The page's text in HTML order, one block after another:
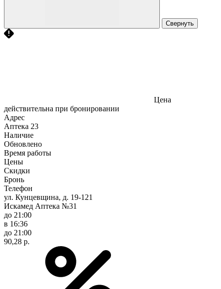
Свернуть
Цена
действительна при бронировании
Адрес
Аптека 23
Наличие
Обновлено
Время работы
Цены
Скидки
Бронь
Телефон
ул. Кунцевщина, д. 19-121
Искамед Аптека №31
до 21:00
в 16:36
до 21:00
90,28 р.